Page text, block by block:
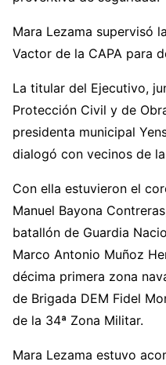
Mara Lezama supervisó
Vactor de la CAPA para
La titular del Ejecutivo,
Protección Civil y de
presidenta municipal
dialogó con vecinos de
Con ella estuvieron el
Manuel Bayona
batallón de Guardia
Marco Antonio Muñoz
décima primera zona
de Brigada DEM Fidel
de la 34ª Zona Militar.
Mara Lezama estuvo